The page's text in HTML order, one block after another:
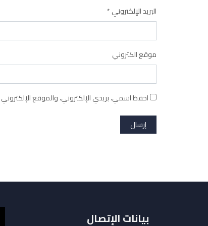
البريد الإلكتروني*
موقع الكتروني
احفظ اسمي، بريدي الإلكتروني، والموقع
بيانات الإتصال